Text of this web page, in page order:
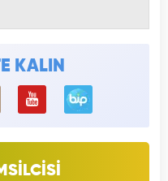
KALIN
BiP